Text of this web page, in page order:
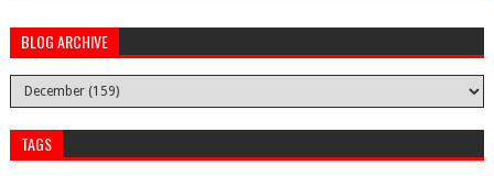
BLOG ARCHIVE
TAGS